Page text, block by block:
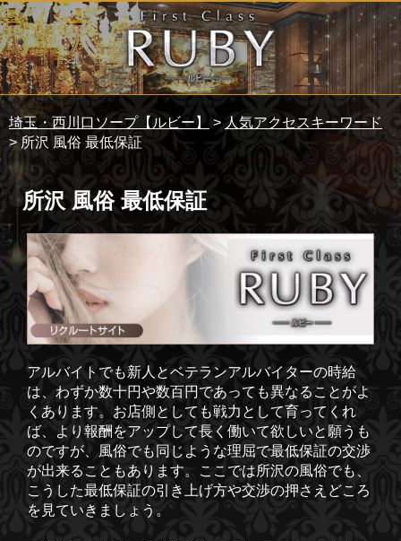
埼玉・西川口ソープ【ルビー】 > 人気アクセスキーワード
> 所沢 風俗 最低保証
所沢 風俗 最低保証
アルバイトでも新人とベテランアルバイターの時給
は、わずか数十円や数百円であっても異なることがよ
くあります。お店側としても戦力として育ってくれ
ば、より報酬をアップして長く働いて欲しいと願うも
のですが、風俗でも同じような理屈で最低保証の交渉
が出来ることもあります。ここでは所沢の風俗でも、
こうした最低保証の引き上げ方や交渉の押さえどころ
を見ていきましょう。